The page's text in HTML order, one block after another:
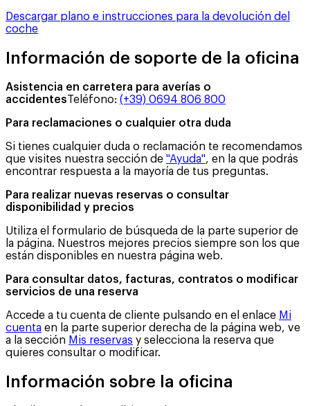
Descargar plano e instrucciones para la devolución del
coche
Información de soporte de la oficina
Asistencia en carretera para averías o
accidentesTeléfono: (+39) 0694 806 800
Para reclamaciones o cualquier otra duda
Si tienes cualquier duda o reclamación te recomendamos
que visites nuestra sección de "Ayuda", en la que podrás
encontrar respuesta a la mayoría de tus preguntas.
Para realizar nuevas reservas o consultar
disponibilidad y precios
Utiliza el formulario de búsqueda de la parte superior de
la página. Nuestros mejores precios siempre son los que
están disponibles en nuestra página web.
Para consultar datos, facturas, contratos o modificar
servicios de una reserva
Accede a tu cuenta de cliente pulsando en el enlace Mi
cuenta en la parte superior derecha de la página web, ve
a la sección Mis reservas y selecciona la reserva que
quieres consultar o modificar.
Información sobre la oficina